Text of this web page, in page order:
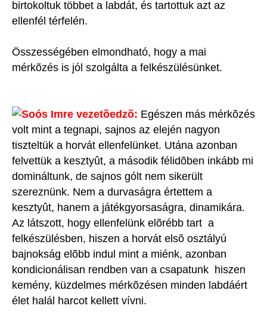
birtokoltuk többet a labdát, és tartottuk azt az
ellenfél térfelén.
Összességében elmondható, hogy a mai
mérkõzés is jól szolgálta a felkészülésünket.
Soós Imre vezetõedzõ: Egészen más mérkõzés
volt mint a tegnapi, sajnos az elején nagyon
tiszteltük a horvát ellenfelünket. Utána azonban
felvettük a kesztyût, a második félidõben inkább mi
domináltunk, de sajnos gólt nem sikerült
szereznünk. Nem a durvaságra értettem a
kesztyût, hanem a játékgyorsaságra, dinamikára.
Az látszott, hogy ellenfelünk elõrébb tart a
felkészülésben, hiszen a horvát elsõ osztályú
bajnokság elõbb indul mint a miénk, azonban
kondicionálisan rendben van a csapatunk hiszen
kemény, küzdelmes mérkõzésen minden labdáért
élet halál harcot kellett vívni.